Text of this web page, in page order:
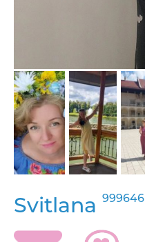
Svitlana 999646